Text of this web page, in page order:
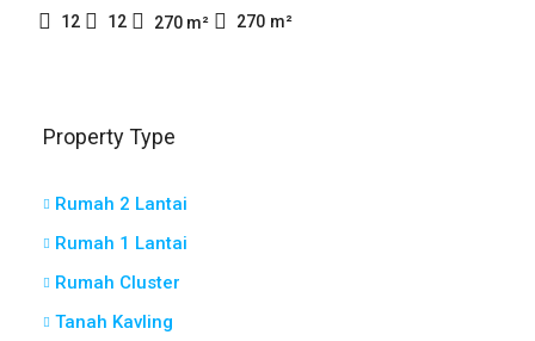
12 12 270 m² 270 m²
Property Type
Rumah 2 Lantai
Rumah 1 Lantai
Rumah Cluster
Tanah Kavling